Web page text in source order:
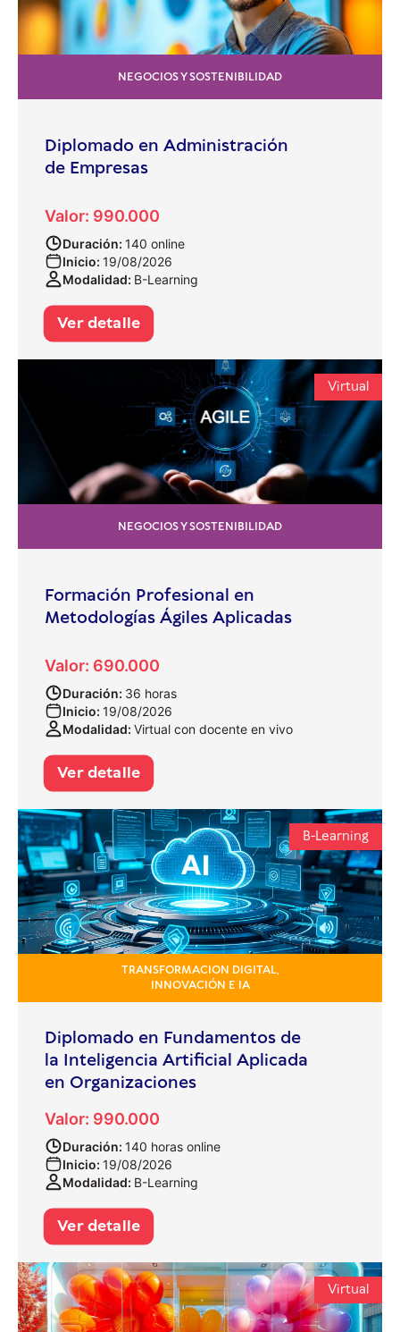
NEGOCIOS Y SOSTENIBILIDAD
Diplomado en Administración
de Empresas
Valor: 990.000
Duración: 140 online
Inicio: 19/08/2026
Modalidad: B-Learning
Ver detalle
Virtual
NEGOCIOS Y SOSTENIBILIDAD
Formación Profesional en
Metodologías Ágiles Aplicadas
Valor: 690.000
Duración: 36 horas
Inicio: 19/08/2026
Modalidad: Virtual con docente en vivo
Ver detalle
B-Learning
TRANSFORMACION DIGITAL,
INNOVACIÓN E IA
Diplomado en Fundamentos de
la Inteligencia Artificial Aplicada
en Organizaciones
Valor: 990.000
Duración: 140 horas online
Inicio: 19/08/2026
Modalidad: B-Learning
Ver detalle
Virtual